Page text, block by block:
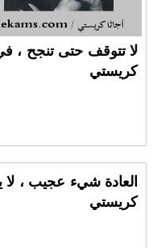
لا تتوقف حتى تنجح ،
كريستي
العادة شيء عجيب ، لا
كريستي